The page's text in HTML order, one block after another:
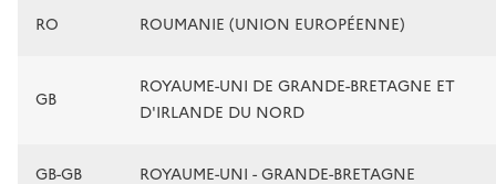
RO ROUMANIE (UNION EUROPÉENNE)
GB
ROYAUME-UNI DE GRANDE-BRETAGNE ET
D'IRLANDE DU NORD
GB-GB ROYAUME-UNI - GRANDE-BRETAGNE